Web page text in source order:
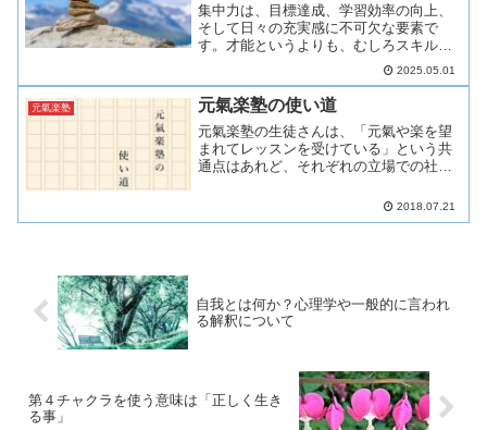
集中力は、目標達成、学習効率の向上、
そして日々の充実感に不可欠な要素で
す。才能というよりも、むしろスキルで
あり、適切なトレーニングによって誰で
も着実に伸ばすことができます。集中力
を鍛える６つの秘訣今回は、6つの項目に
分けて一つ一つの秘訣を順...
2025.05.01
元氣楽塾 元氣楽塾の使い道
元氣楽塾の生徒さんは、「元氣や楽を望
まれてレッスンを受けている」という共
通点はあれど、それぞれの立場での社会
た理由も目的もそれぞれです。「癒し」
を目的として来られる方。「氣力の強
2018.07.21
自我とは何か？心理学や一般的に言われ
る解釈について
第４チャクラを使う意味は「正しく生き
る事」